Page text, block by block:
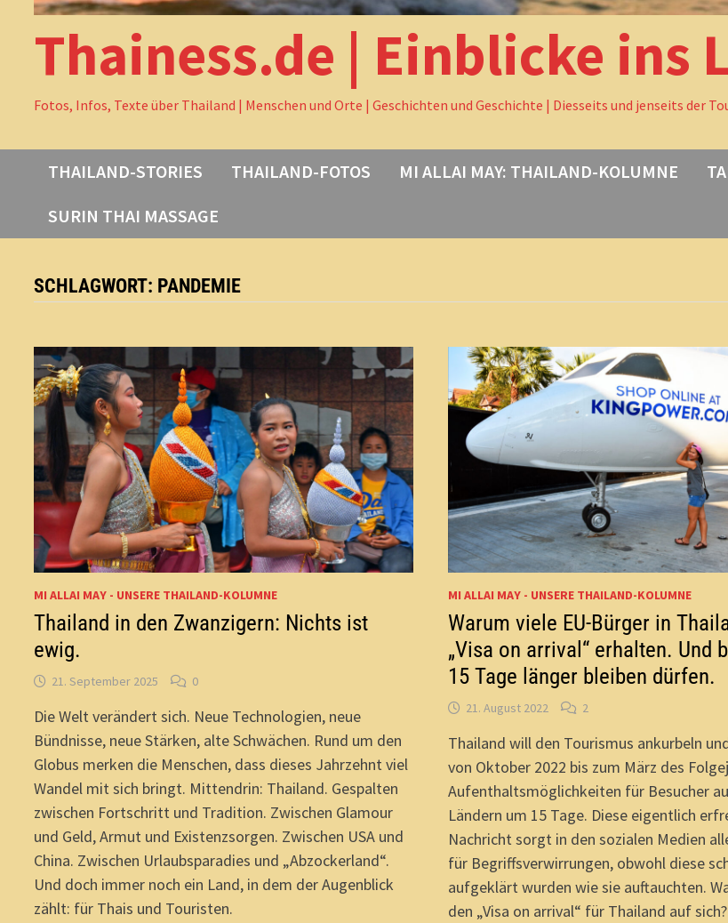
Thainess.de | Einblicke ins
Fotos, Infos, Texte über Thailand | Menschen und Orte | Geschichten und Geschichte | Diesseits und jenseits der
THAILAND-STORIES THAILAND-FOTOS MI ALLAI MAY: THAILAND-KOLUMNE
SURIN THAI MASSAGE
SCHLAGWORT: PANDEMIE
MI ALLAI MAY - UNSERE THAILAND-KOLUMNE
Thailand in den Zwanzigern: Nichts ist
ewig.
21. September 2025 0
Die Welt verändert sich. Neue Technologien, neue
Bündnisse, neue Stärken, alte Schwächen. Rund um den
Globus merken die Menschen, dass dieses Jahrzehnt viel
Wandel mit sich bringt. Mittendrin: Thailand. Gespalten
zwischen Fortschritt und Tradition. Zwischen Glamour
und Geld, Armut und Existenzsorgen. Zwischen USA und
China. Zwischen Urlaubsparadies und „Abzockerland“.
Und doch immer noch ein Land, in dem der Augenblick
zählt: für Thais und Touristen.
MI ALLAI MAY - UNSERE THAILAND-KOLUMNE
Warum viele EU-Bürger in
„Visa on arrival“ erhalten. Und
15 Tage länger bleiben dürfen.
21. August 2022 2
Thailand will den Tourismus ankurbeln
von Oktober 2022 bis zum März des
Aufenthaltsmöglichkeiten für Besucher
Ländern um 15 Tage. Diese eigentlich
Nachricht sorgt in den sozialen Medien
für Begriffsverwirrungen, obwohl diese
aufgeklärt wurden wie sie auftauchten.
den „Visa on arrival“ für Thailand auf